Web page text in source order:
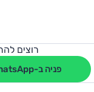
רוצים
פניה ב-WhatsApp